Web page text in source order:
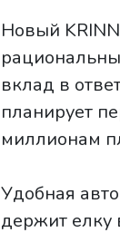
Новый
вклад в
планирует
миллионам
Удобная
держит елку